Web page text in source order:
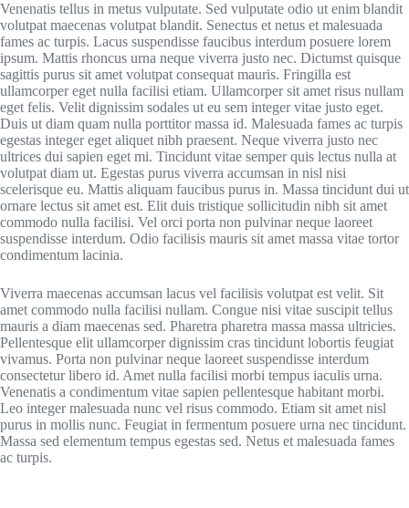
Venenatis tellus in metus vulputate. Sed vulputate odio ut enim blandit
volutpat maecenas volutpat blandit. Senectus et netus et malesuada
fames ac turpis. Lacus suspendisse faucibus interdum posuere lorem
ipsum. Mattis rhoncus urna neque viverra justo nec. Dictumst quisque
sagittis purus sit amet volutpat consequat mauris. Fringilla est
ullamcorper eget nulla facilisi etiam. Ullamcorper sit amet risus nullam
eget felis. Velit dignissim sodales ut eu sem integer vitae justo eget.
Duis ut diam quam nulla porttitor massa id. Malesuada fames ac turpis
egestas integer eget aliquet nibh praesent. Neque viverra justo nec
ultrices dui sapien eget mi. Tincidunt vitae semper quis lectus nulla at
volutpat diam ut. Egestas purus viverra accumsan in nisl nisi
scelerisque eu. Mattis aliquam faucibus purus in. Massa tincidunt dui ut
ornare lectus sit amet est. Elit duis tristique sollicitudin nibh sit amet
commodo nulla facilisi. Vel orci porta non pulvinar neque laoreet
suspendisse interdum. Odio facilisis mauris sit amet massa vitae tortor
condimentum lacinia.
Viverra maecenas accumsan lacus vel facilisis volutpat est velit. Sit
amet commodo nulla facilisi nullam. Congue nisi vitae suscipit tellus
mauris a diam maecenas sed. Pharetra pharetra massa massa ultricies.
Pellentesque elit ullamcorper dignissim cras tincidunt lobortis feugiat
vivamus. Porta non pulvinar neque laoreet suspendisse interdum
consectetur libero id. Amet nulla facilisi morbi tempus iaculis urna.
Venenatis a condimentum vitae sapien pellentesque habitant morbi.
Leo integer malesuada nunc vel risus commodo. Etiam sit amet nisl
purus in mollis nunc. Feugiat in fermentum posuere urna nec tincidunt.
Massa sed elementum tempus egestas sed. Netus et malesuada fames
ac turpis.